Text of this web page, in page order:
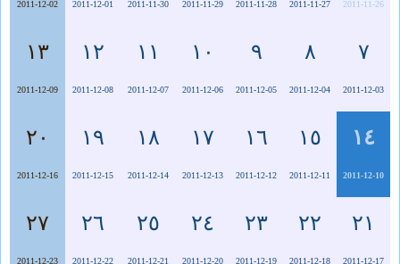
2011-11-26
2011-11-27
2011-11-28
2011-11-29
2011-11-30
2011-12-01
2011-12-02
٧
2011-12-03
٨
2011-12-04
٩
2011-12-05
١٠
2011-12-06
١١
2011-12-07
١٢
2011-12-08
١٣
2011-12-09
١٤
2011-12-10
١٥
2011-12-11
١٦
2011-12-12
١٧
2011-12-13
١٨
2011-12-14
١٩
2011-12-15
٢٠
2011-12-16
٢١
2011-12-17
٢٢
2011-12-18
٢٣
2011-12-19
٢٤
2011-12-20
٢٥
2011-12-21
٢٦
2011-12-22
٢٧
2011-12-23